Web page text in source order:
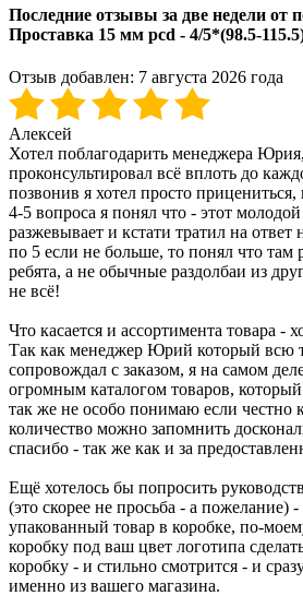
Последние отзывы за две недели от
Проставка 15 мм pcd - 4/5*(98.5-
Отзыв добавлен: 7 августа 2026 года
Алексей
Хотел поблагодарить менеджера
проконсультировал всё вплоть до
позвонив я хотел просто прицениться,
4-5 вопроса я понял что - этот
разжевывает и кстати тратил на
по 5 если не больше, то понял что там
ребята, а не обычные раздолбаи из
не всё!
Что касается и ассортимента товара -
Так как менеджер Юрий который всю
сопровождал с заказом, я на самом
огромным каталогом товаров, который
так же не особо понимаю если честно
количество можно запомнить
спасибо - так же как и за
Ещё хотелось бы попросить
(это скорее не просьба - а пожелание) -
упакованный товар в коробке, по-
коробку под ваш цвет логотипа
коробку - и стильно смотрится - и
именно из вашего магазина.